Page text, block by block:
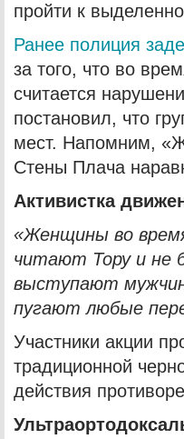
пройти к
Ранее полиция
за того, что во
считается
постановил, что
мест. Напомним,
Стены Плача
Активистка
«Женщины во
читают Тору и не
выступают
пугают любые
Участники акции
традиционной
действия